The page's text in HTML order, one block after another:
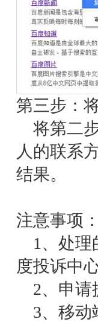
第三步：
将第二
人的联系
结果。
注意事项：
1、处理
度投诉中心
2、申请
3、移动